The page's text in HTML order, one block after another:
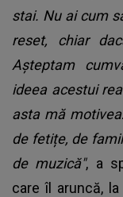
stai. Nu ai cum
reset, chiar
Așteptam
ideea acestui
asta mă
de fetițe, de
de muzică", a
care îl aruncă,